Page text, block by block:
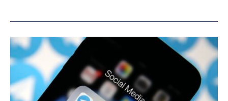
Procura
Napoli,
operazione
contro
pedopornografia